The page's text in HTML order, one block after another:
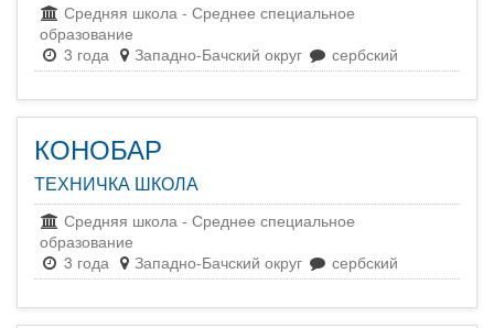
Средняя школа - Среднее специальное
образование
3 года
Западно-Бачский округ сербский
КОНОБАР
ТЕХНИЧКА ШКОЛА
Средняя школа - Среднее специальное
образование
3 года
Западно-Бачский округ сербский